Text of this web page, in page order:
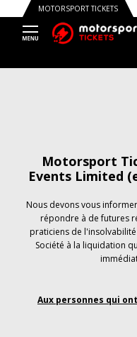
MOTORSPORT TICKETS
Motorsport
Events Limited
Nous devons vous
répondre à de futures
praticiens de
Société à la liquidation
Aux personnes qui